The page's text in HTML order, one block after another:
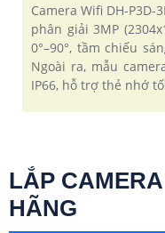
Camera Wifi DH-P3D-
phân giải 3MP
0°–90°, tầm chiếu
Ngoài ra, mẫu
IP66, hỗ trợ thẻ nhớ
LẮP
HÃNG